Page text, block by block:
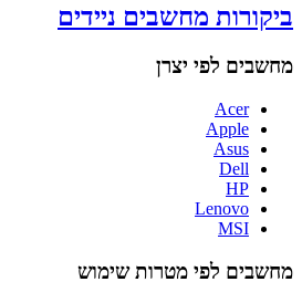
ביקורות מחשבים ניידים
מחשבים לפי יצרן
Acer
Apple
Asus
Dell
HP
Lenovo
MSI
מחשבים לפי מטרות שימוש